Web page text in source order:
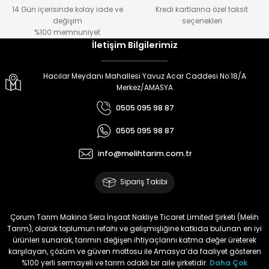
Ürün hazırlamada
,göndermede,telefonda bilgi
almada çok yardımcılar.Melih
Doğan Zeki Gürbüz | 23/01/2024
Ürün elime çok çabuk ulaştı.
anda süs yoncasıyla ektim.
Bunun akibeti 2024 yazına belli
olacak
S... Ö... | 23/01/2024
14 Gün içerisinde kolay iade ve
değişim
%100 memnuniyet
Kredi kartlarına özel taksit
seçenekleri
İletişim Bilgilerimiz
Hacılar Meydanı Mahallesi Yavuz Acar Caddesi No:18/A
Merkez/AMASYA
0505 095 98 87
0505 095 98 87
info@melihtarim.com.tr
Sipariş Takibi
Çorum Tarım Makina Sera İnşaat Nakliye Ticaret Limited Şirketi (Melih
Tarım), olarak toplumun refahı ve gelişmişliğine katkıda bulunan en iyi
ürünleri sunarak, tarımın değişen ihtiyaçlarını katma değer üreterek
karşılayan, çözüm ve güven mottosu ile Amasya’da faaliyet gösteren
%100 yerli sermayeli ve tarım odaklı bir aile şirketidir. Daha Çok